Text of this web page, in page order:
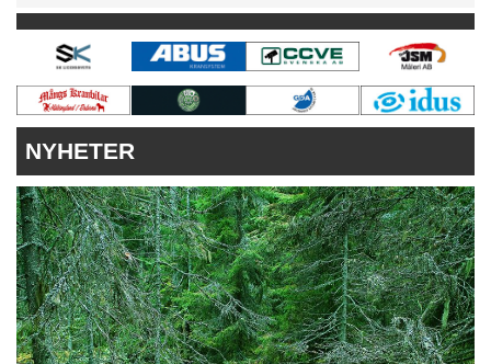
KONTAKT
VÅRA ANDRA MAGASIN
PRENUMERERA
ANNONSERA
NYHETER